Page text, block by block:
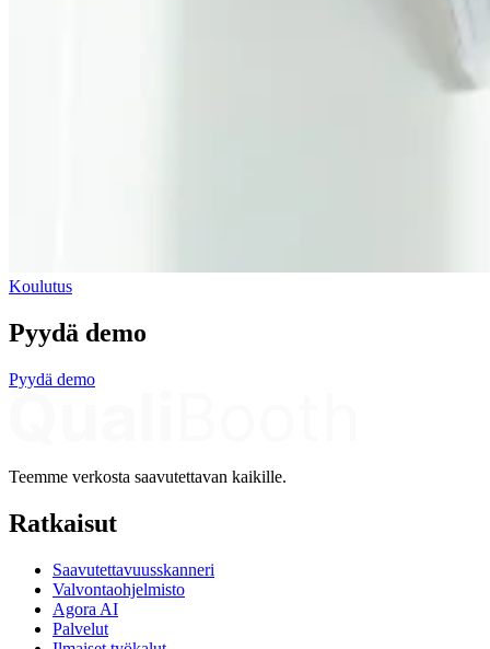
Koulutus
Pyydä demo
Pyydä demo
Teemme verkosta saavutettavan kaikille.
Ratkaisut
Saavutettavuusskanneri
Valvontaohjelmisto
Agora AI
Palvelut